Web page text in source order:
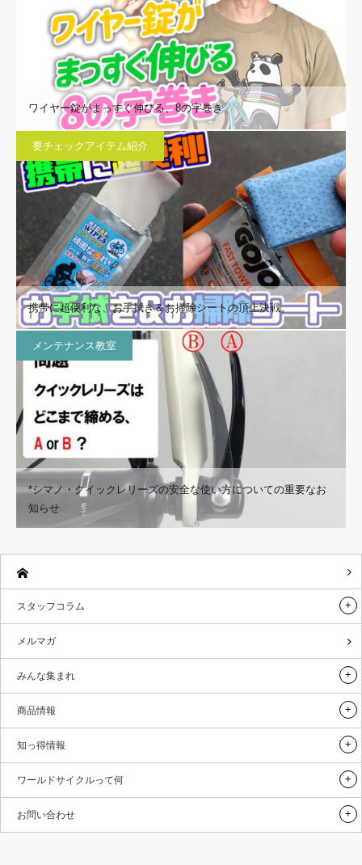
ワイヤー錠がまっすぐ伸びる、8の字巻き
要チェックアイテム紹介
携帯に超便利な、お手拭き＆お掃除シートの頂上決戦。
メンテナンス教室
*シマノ・クイックレリーズの安全な使い方についての重要なお
知らせ
スタッフコラム
メルマガ
みんな集まれ
商品情報
知っ得情報
ワールドサイクルって何
お問い合わせ